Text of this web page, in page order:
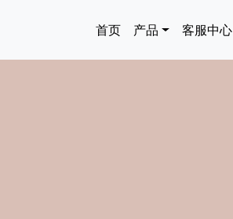
Main navigation
首页 产品 客服中心